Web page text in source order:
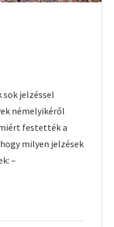
sok jelzéssel
némelyikéről
festették a
milyen jelzések
–